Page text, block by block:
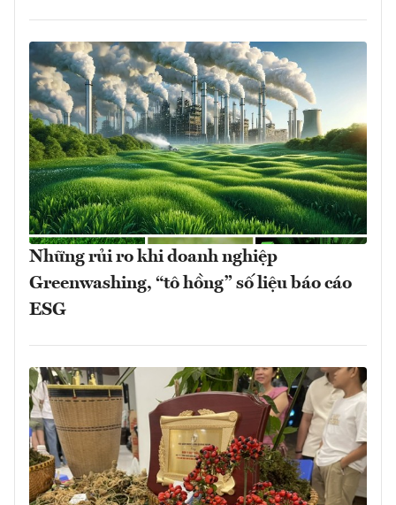
Những rủi ro khi doanh nghiệp
Greenwashing, “tô hồng” số liệu báo cáo
ESG